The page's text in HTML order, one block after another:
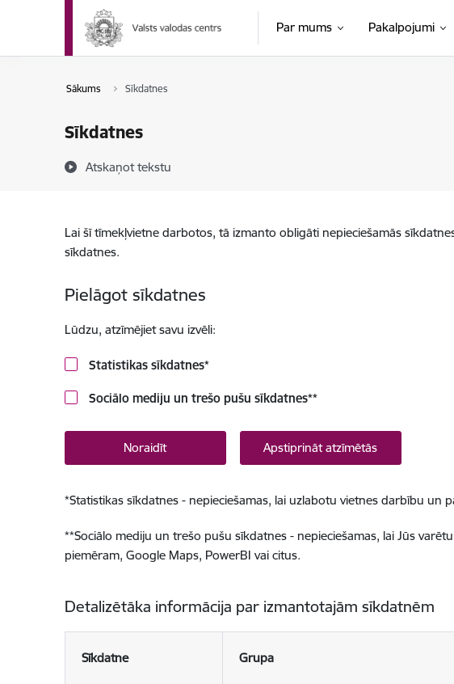
Pāriet uz lapas saturu
Par mums Pakalpojumi
Sākums Sīkdatnes
Sīkdatnes
Atskaņot tekstu
Lai šī tīmekļvietne darbotos, tā izmanto obligāti nepieciešamās
sīkdatnes.
Pielāgot sīkdatnes
Lūdzu, atzīmējiet savu izvēli:
Statistikas sīkdatnes*
Sociālo mediju un trešo pušu sīkdatnes**
Noraidīt Apstiprināt atzīmētās
*Statistikas sīkdatnes - nepieciešamas, lai uzlabotu vietnes darbību un
**Sociālo mediju un trešo pušu sīkdatnes - nepieciešamas, lai Jūs
piemēram, Google Maps, PowerBI vai citus.
Detalizētāka informācija par izmantotajām sīkdatnēm
Sīkdatne Grupa